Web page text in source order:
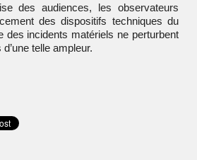
des audiences, les observateurs
des dispositifs techniques du
des incidents matériels ne perturbent
telle ampleur.